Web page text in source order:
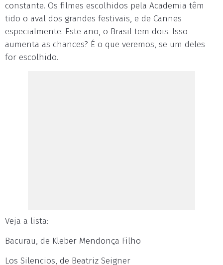
constante. Os filmes escolhidos pela Academia têm
tido o aval dos grandes festivais, e de Cannes
especialmente. Este ano, o Brasil tem dois. Isso
aumenta as chances? É o que veremos, se um deles
for escolhido.
Veja a lista:
Bacurau, de Kleber Mendonça Filho
Los Silencios, de Beatriz Seigner